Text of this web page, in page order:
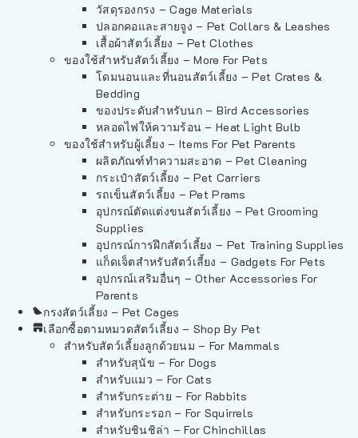
วัสดุรองกรง – Cage Materials
ปลอกคอและสายจูง – Pet Collars & Leashes
เสื้อผ้าสัตว์เลี้ยง – Pet Clothes
ของใช้สำหรับสัตว์เลี้ยง – More For Pets
โดมนอนและที่นอนสัตว์เลี้ยง – Pet Crates &
Bedding
ของประดับสำหรับนก – Bird Accessories
หลอดไฟให้ความร้อน – Heat Light Bulb
ของใช้สำหรับผู้เลี้ยง – Items For Pet Parents
ผลิตภัณฑ์ทำความสะอาด – Pet Cleaning
กระเป๋าสัตว์เลี้ยง – Pet Carriers
รถเข็นสัตว์เลี้ยง – Pet Prams
อุปกรณ์ตัดแต่งขนสัตว์เลี้ยง – Pet Grooming
Supplies
อุปกรณ์การฝึกสัตว์เลี้ยง – Pet Training Supplies
แก็ดเจ็ตสำหรับสัตว์เลี้ยง – Gadgets For Pets
อุปกรณ์เสริมอื่นๆ – Other Accessories For
Parents
กรงสัตว์เลี้ยง – Pet Cages
เลือกซื้อตามหมวดสัตว์เลี้ยง – Shop By Pet
สำหรับสัตว์เลี้ยงลูกด้วยนม – For Mammals
สำหรับสุนัข – For Dogs
สำหรับแมว – For Cats
สำหรับกระต่าย – For Rabbits
สำหรับกระรอก – For Squirrels
สำหรับชินชิล่า – For Chinchillas